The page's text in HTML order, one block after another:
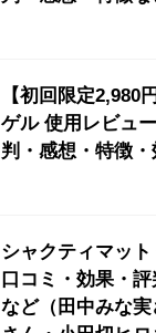
【初回限定2,980
ゲル 使用レビュ
判・感想・特徴
シャクティマット
口コミ・効果・
など（田中みな実